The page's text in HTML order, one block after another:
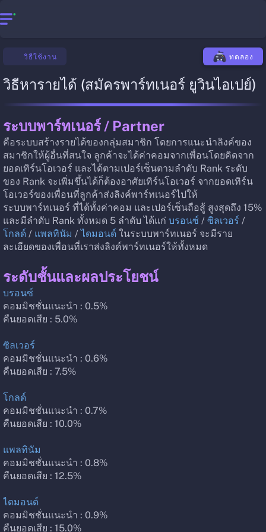
วิธีใช้งาน ทดลอง
วิธีหารายได้ (สมัครพาร์ทเนอร์ ยูวินไอเปย์)
ระบบพาร์ทเนอร์ / Partner
คือระบบสร้างรายได้ของกลุ่มสมาชิก โดยการแนะนำลิงค์ของ
สมาชิกให้ผู้อื่นที่สนใจ ลูกค้าจะได้ค่าคอมจากเพื่อนโดยคิดจาก
ยอดเทิร์นโอเวอร์ และได้ตามเปอร์เซ็นตามลำดับ Rank ระดับ
ของ Rank จะเพิ่มขึ้นได้ก็ต้องอาศัยเทิร์นโอเวอร์ จากยอดเทิร์น
โอเวอร์ของเพื่อนที่ลูกค้าส่งลิงค์พาร์ทเนอร์ไปให้
ระบบพาร์ทเนอร์ ที่ได้ทั้งค่าคอม และเปอร์เซ็นถือสู้ สูงสุดถึง 15%
และมีลำดับ Rank ทั้งหมด 5 ลำดับ ได้แก่ บรอนซ์ / ซิลเวอร์ /
โกลด์ / แพลทินัม / ไดมอนด์ ในระบบพาร์ทเนอร์ จะมีราย
ละเอียดของเพื่อนที่เราส่งลิงค์พาร์ทเนอร์ให้ทั้งหมด
ระดับชั้นและผลประโยชน์
บรอนซ์
คอมมิชชั่นแนะนำ : 0.5%
คืนยอดเสีย : 5.0%
ซิลเวอร์
คอมมิชชั่นแนะนำ : 0.6%
คืนยอดเสีย : 7.5%
โกลด์
คอมมิชชั่นแนะนำ : 0.7%
คืนยอดเสีย : 10.0%
แพลทินัม
คอมมิชชั่นแนะนำ : 0.8%
คืนยอดเสีย : 12.5%
ไดมอนด์
คอมมิชชั่นแนะนำ : 0.9%
คืนยอดเสีย : 15.0%